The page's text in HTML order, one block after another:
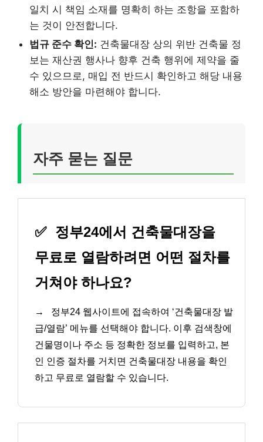
일치 시 책임 소재를 명확히 하는 조항을 포함하
는 것이 안전합니다.
법규 준수 확인: 건축물대장 상의 위반 건축물 정
보는 재산권 행사나 향후 건축 행위에 제약을 줄
수 있으므로, 매입 전 반드시 확인하고 해당 내용
해소 방안을 마련해야 합니다.
자주 묻는 질문
✅ 정부24에서 건축물대장을
무료로 열람하려면 어떤 절차를
거쳐야 하나요?
→
정부24 웹사이트에 접속하여 ‘건축물대장 발
급/열람’ 메뉴를 선택해야 합니다. 이후 검색창에
건물명이나 주소 등 정확한 정보를 입력하고, 본
인 인증 절차를 거치면 건축물대장 내용을 확인
하고 무료로 열람할 수 있습니다.